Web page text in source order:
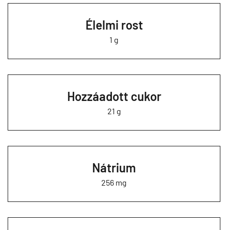
Élelmi rost
1 g
Hozzáadott cukor
21 g
Nátrium
256 mg